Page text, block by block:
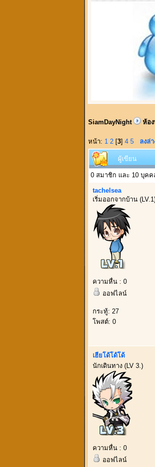
SiamDayNight ห้อ
หน้า: 1 2 [3] 4 5 ลงล่า
ผู้เขียน
0 สมาชิก และ 10 บุคค
tachelsea
เริ่มออกจากบ้าน
ความหื่น : 0
ออฟไลน์
กระทู้: 27
โพสต์: 0
เฮียโด้โด้โด้
นักเดินทาง (LV 3.)
ความหื่น : 0
ออฟไลน์